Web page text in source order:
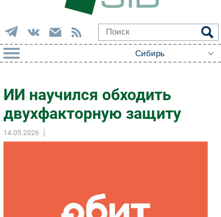
Импорто­замещение
Автоматизация Промышленности
Интернет
Мобильная связь
Торговые сети
ИИ научился обходить
двухфакторную защиту
14.05.2026